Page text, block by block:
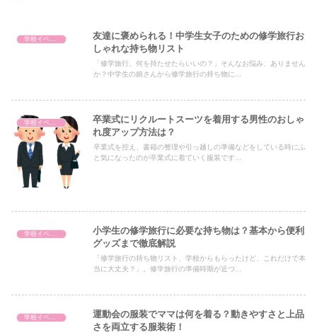
学校イベント
友達に褒められる！中学生女子のための修学旅行お
しゃれな持ち物リスト
「修学旅行、何を持たせたらいいの？」そんなお悩み、ありません
か？中学生の娘さんから修学旅行の持ち物に...
学校イベント
卒業式にリクルートスーツを着用する男性のおしゃ
れ度アップ方法は？
卒業式を控え、書籍の整理や引っ越しの準備などをしている時にふ
と気になったのが卒業式に着ていく服装です...
小学生の修学旅行に必要な持ち物は？基本から便利
グッズまで徹底解説
「修学旅行の持ち物リスト、学校からもらったけど、これだけで本
当に大丈夫？」。修学旅行の準備時期が近づ...
運動会の服装でママは何を着る？動きやすさと上品
さを両立する服装術！